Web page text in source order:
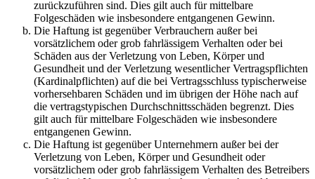
zurückzuführen sind. Dies gilt auch für mittelbare
Folgeschäden wie insbesondere entgangenen Gewinn.
Die Haftung ist gegenüber Verbrauchern außer bei
vorsätzlichem oder grob fahrlässigem Verhalten oder bei
Schäden aus der Verletzung von Leben, Körper und
Gesundheit und der Verletzung wesentlicher Vertragspflichten
(Kardinalpflichten) auf die bei Vertragsschluss typischerweise
vorhersehbaren Schäden und im übrigen der Höhe nach auf
die vertragstypischen Durchschnittsschäden begrenzt. Dies
gilt auch für mittelbare Folgeschäden wie insbesondere
entgangenen Gewinn.
Die Haftung ist gegenüber Unternehmern außer bei der
Verletzung von Leben, Körper und Gesundheit oder
vorsätzlichem oder grob fahrlässigem Verhalten des Betreibers